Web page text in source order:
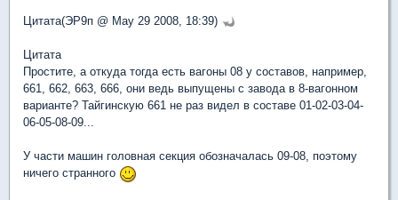
Цитата(ЭР9п @ May 29 2008, 18:39)
Цитата
Простите, а откуда тогда есть вагоны 08 у составов, например,
661, 662, 663, 666, они ведь выпущены с завода в 8-вагонном
варианте? Тайгинскую 661 не раз видел в составе 01-02-03-04-
06-05-08-09...
У части машин головная секция обозначалась 09-08, поэтому
ничего странного